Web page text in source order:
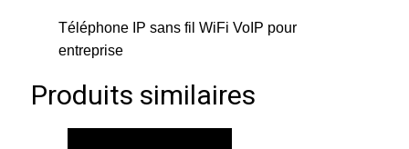
Téléphone IP sans fil WiFi VoIP pour
entreprise
Produits similaires